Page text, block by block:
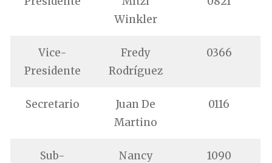
Winkler
Vice-
Presidente
Fredy
Rodríguez
0366
Secretario
Juan De
Martino
0116
Sub-
Nancy
1090